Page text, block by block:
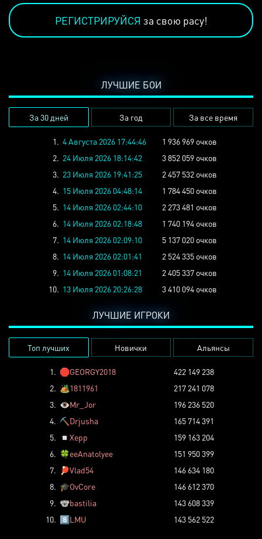
РЕГИСТРИРУЙСЯ за свою расу!
ЛУЧШИЕ БОИ
За 30 дней За год За все время
1. 4 Августа 2026 17:44:46
1 936 969 очков
2. 24 Июля 2026 18:14:42
3 852 059 очков
3. 23 Июля 2026 19:41:25
2 457 532 очков
4. 15 Июля 2026 04:48:14
1 784 450 очков
5. 14 Июля 2026 02:44:10
2 273 481 очков
6. 14 Июля 2026 02:18:48
1 740 194 очков
7. 14 Июля 2026 02:09:10
5 137 020 очков
8. 14 Июля 2026 02:01:41
2 524 335 очков
9. 14 Июля 2026 01:08:21
2 405 337 очков
10. 13 Июля 2026 20:26:28 3 410 094 очков
ЛУЧШИЕ ИГРОКИ
Топ лучших Новички Альянсы
1. 🛑GEORGY2018
422 149 238
2. 🏕️1811961
217 241 078
3. 👁️Mr_Jor
196 236 520
4. ⛏️ Drjusha
165 714 391
5.
◽ Xepp
159 163 204
6. 🍀eeAnatolyee
151 950 399
7.
🏓Vlad54
146 634 180
8. 🎓OvCore
146 612 370
9. 🐨bastilia
143 608 339
10. 8️⃣LMU 143 562 522